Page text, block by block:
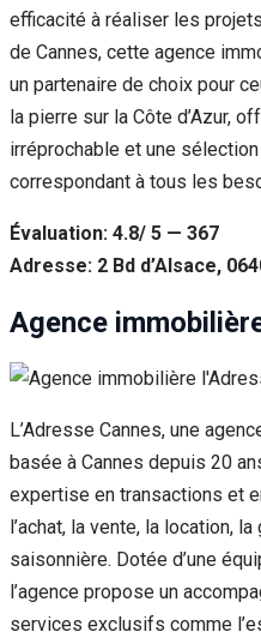
efficacité à réaliser les
de Cannes, cette agence
un partenaire de choix pour
la pierre sur la Côte d’Azur,
irréprochable et une
correspondant à tous les
Évaluation: 4.8/ 5 — 367
Adresse: 2 Bd d’Alsace,
Agence
L’Adresse Cannes, une
basée à Cannes depuis 20
expertise en transactions et
l’achat, la vente, la location,
saisonnière. Dotée d’une
l’agence propose un
services exclusifs comme